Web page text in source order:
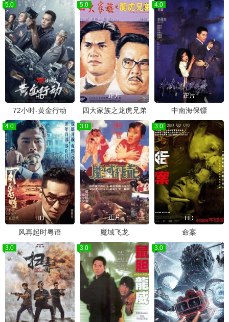
5.0
HD
72小时-黄金行动
5.0
正片
四大家族之龙虎兄弟
4.0
正片
中南海保镖
4.0
HD
风再起时粤语
3.0
正片
魔域飞龙
3.0
HD
命案
3.0 3.0 3.0